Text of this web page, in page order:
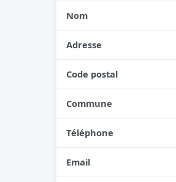
Nom
Adresse
Code postal
Commune
Téléphone
Email